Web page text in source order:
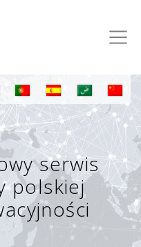
serwis
polskiej